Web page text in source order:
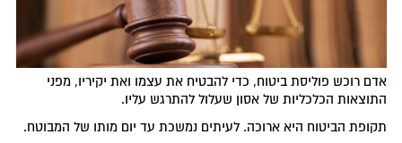
אדם רוכש פוליסת ביטוח, כדי להבטיח את עצמו ואת יקיריו, מפני
התוצאות הכלכליות של אסון שעלול להתרגש עליו.
תקופת הביטוח היא ארוכה. לעיתים נמשכת עד יום מותו של המבוטח.